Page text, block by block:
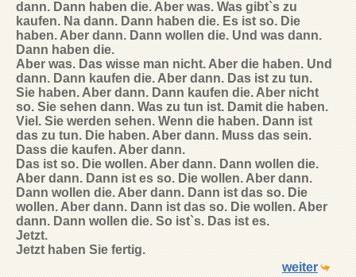
dann. Dann haben die. Aber was. Was gibt`s zu
kaufen. Na dann. Dann haben die. Es ist so. Die
haben. Aber dann. Dann wollen die. Und was dann.
Dann haben die.
Aber was. Das wisse man nicht. Aber die haben. Und
dann. Dann kaufen die. Aber dann. Das ist zu tun.
Sie haben. Aber dann. Dann kaufen die. Aber nicht
so. Sie sehen dann. Was zu tun ist. Damit die haben.
Viel. Sie werden sehen. Wenn die haben. Dann ist
das zu tun. Die haben. Aber dann. Muss das sein.
Dass die kaufen. Aber dann.
Das ist so. Die wollen. Aber dann. Dann wollen die.
Aber dann. Dann ist es so. Die wollen. Aber dann.
Dann wollen die. Aber dann. Dann ist das so. Die
wollen. Aber dann. Dann ist das so. Die wollen. Aber
dann. Dann wollen die. So ist`s. Das ist es.
Jetzt.
Jetzt haben Sie fertig.
weiter